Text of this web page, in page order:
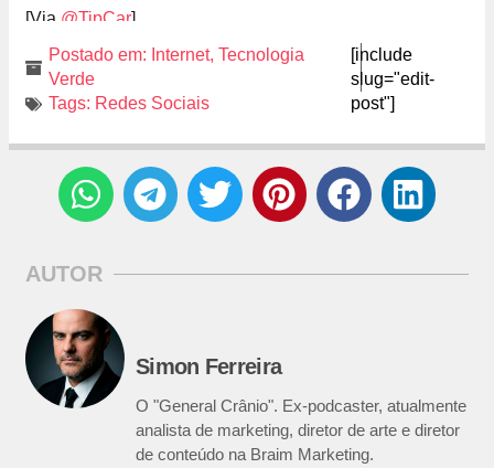
[Via @TipCar]
Postado em: Internet, Tecnologia
Verde
Tags: Redes Sociais
[include
slug="edit-
post"]
AUTOR
Simon Ferreira
O "General Crânio". Ex-podcaster, atualmente
analista de marketing, diretor de arte e diretor
de conteúdo na Braim Marketing.